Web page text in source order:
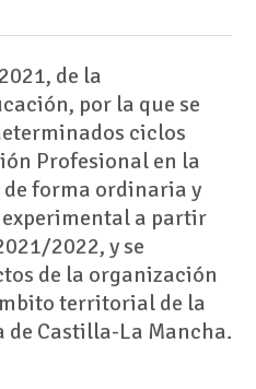
de la
por la que se
ciclos
Profesional en la
forma ordinaria y
a partir
2022, y se
de la organización
territorial de la
Castilla-La Mancha.